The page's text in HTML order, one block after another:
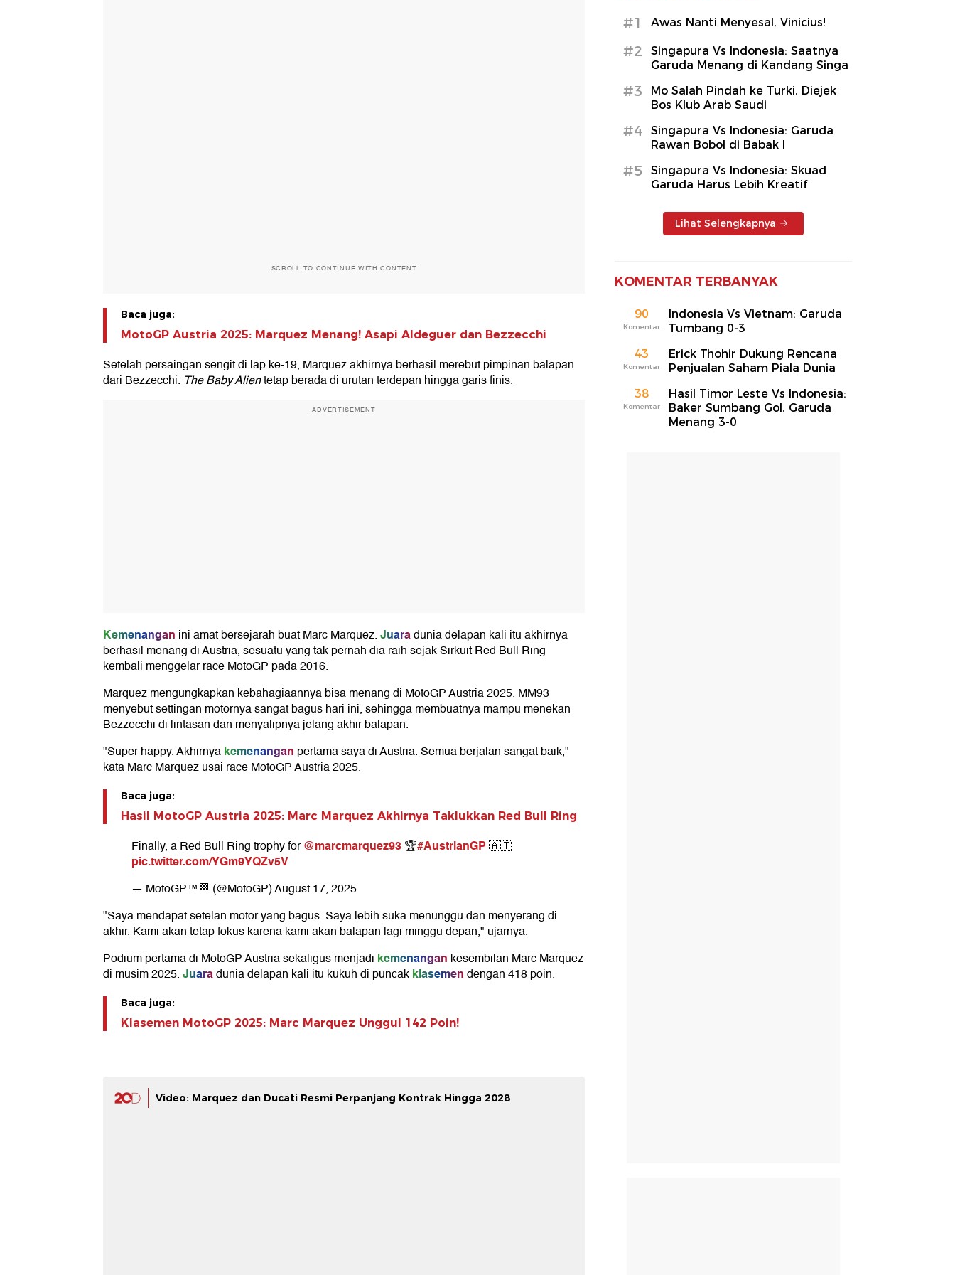
SCROLL TO CONTINUE WITH CONTENT
Baca juga:
MotoGP Austria 2025: Marquez Menang! Asapi Aldeguer dan Bezzecchi
Setelah persaingan sengit di lap ke-19, Marquez akhirnya berhasil merebut pimpinan balapan
dari Bezzecchi. The Baby Alientetap berada di urutan terdepan hingga garis finis.
ADVERTISEMENT
Kemenangan ini amat bersejarah buat Marc Marquez.Juaradunia delapan kali itu akhirnya
berhasil menang di Austria, sesuatu yang tak pernah dia raih sejak Sirkuit Red Bull Ring
kembali menggelar race MotoGP pada 2016.
Marquez mengungkapkan kebahagiaannya bisa menang di MotoGP Austria 2025. MM93
menyebut settingan motornya sangat bagus hari ini, sehingga membuatnya mampu menekan
Bezzecchi di lintasan dan menyalipnya jelang akhir balapan.
"Super happy. Akhirnyakemenangan pertama saya di Austria. Semua berjalan sangat baik,"
kata Marc Marquez usai race MotoGP Austria 2025.
Baca juga:
Hasil MotoGP Austria 2025: Marc Marquez Akhirnya Taklukkan Red Bull Ring
Finally, a Red Bull Ring trophy for@marcmarquez93🏆#AustrianGP🇦🇹
pic.twitter.com/YGm9YQZv5V
— MotoGP™🏁 (@MotoGP)August 17, 2025
"Saya mendapat setelan motor yang bagus. Saya lebih suka menunggu dan menyerang di
akhir. Kami akan tetap fokus karena kami akan balapan lagi minggu depan," ujarnya.
Podium pertama di MotoGP Austria sekaligus menjadi kemenangan kesembilan Marc Marquez
di musim 2025.Juaradunia delapan kali itu kukuh di puncakklasemendengan 418 poin.
Baca juga:
Klasemen MotoGP 2025: Marc Marquez Unggul 142 Poin!
Video: Marquez dan Ducati Resmi Perpanjang Kontrak Hingga 2028
#1 Awas Nanti Menyesal, Vinicius!
#2
Singapura Vs Indonesia: Saatnya
Garuda Menang di Kandang Singa
#3
Mo Salah Pindah ke Turki, Diejek
Bos Klub Arab Saudi
#4
Singapura Vs Indonesia: Garuda
Rawan Bobol di Babak I
#5
Singapura Vs Indonesia: Skuad
Garuda Harus Lebih Kreatif
Lihat Selengkapnya
KOMENTAR TERBANYAK
90
Komentar
Indonesia Vs Vietnam: Garuda
Tumbang 0-3
43
Komentar
Erick Thohir Dukung Rencana
Penjualan Saham Piala Dunia
38
Komentar
Hasil Timor Leste Vs Indonesia:
Baker Sumbang Gol, Garuda
Menang 3-0